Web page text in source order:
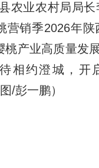
农业农村局局
营销季2026年
桃产业高质量发
相约澄城，开
/彭一鹏）